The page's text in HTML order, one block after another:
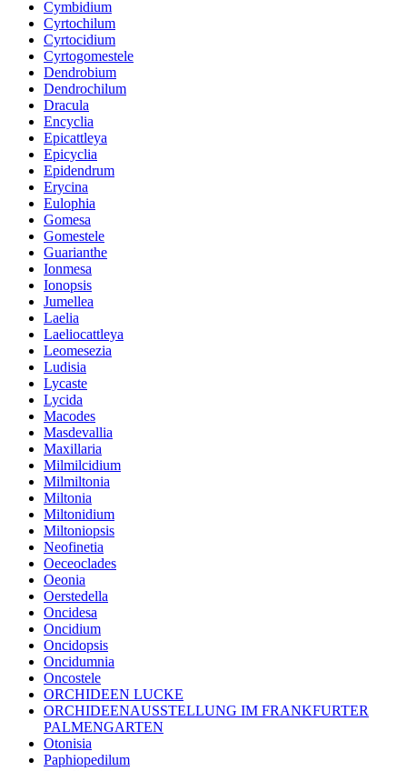
Cymbidium
Cyrtochilum
Cyrtocidium
Cyrtogomestele
Dendrobium
Dendrochilum
Dracula
Encyclia
Epicattleya
Epicyclia
Epidendrum
Erycina
Eulophia
Gomesa
Gomestele
Guarianthe
Ionmesa
Ionopsis
Jumellea
Laelia
Laeliocattleya
Leomesezia
Ludisia
Lycaste
Lycida
Macodes
Masdevallia
Maxillaria
Milmilcidium
Milmiltonia
Miltonia
Miltonidium
Miltoniopsis
Neofinetia
Oeceoclades
Oeonia
Oerstedella
Oncidesa
Oncidium
Oncidopsis
Oncidumnia
Oncostele
ORCHIDEEN LUCKE
ORCHIDEENAUSSTELLUNG IM FRANKFURTER
PALMENGARTEN
Otonisia
Paphiopedilum